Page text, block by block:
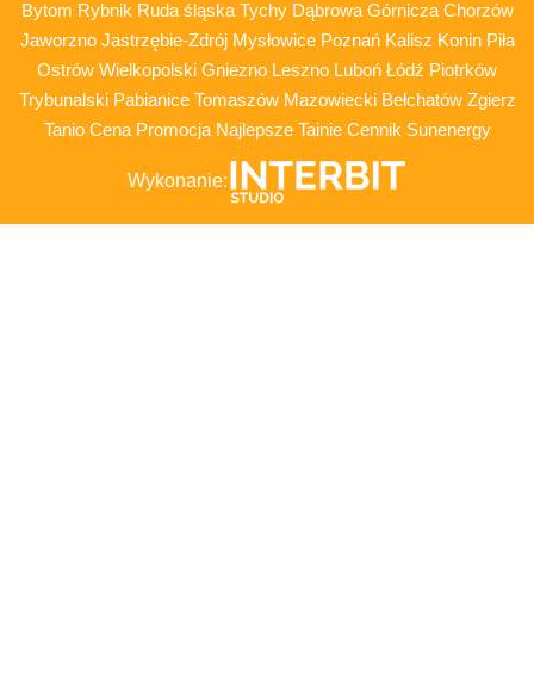
Bytom Rybnik Ruda śląska Tychy Dąbrowa Górnicza Chorzów
Jaworzno Jastrzębie-Zdrój Mysłowice Poznań Kalisz Konin Piła
Ostrów Wielkopolski Gniezno Leszno Luboń Łódź Piotrków
Trybunalski Pabianice Tomaszów Mazowiecki Bełchatów Zgierz
Tanio Cena Promocja Najlepsze Tainie Cennik Sunenergy
Wykonanie: